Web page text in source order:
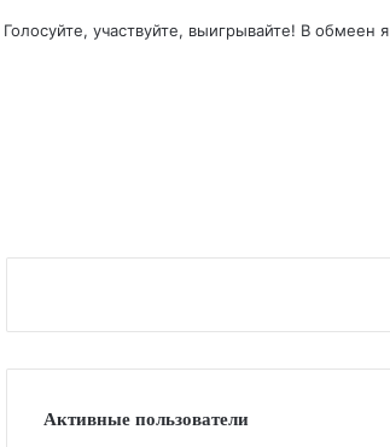
Голосуйте, участвуйте, выигрывайте! В обмеен я
Активные пользователи